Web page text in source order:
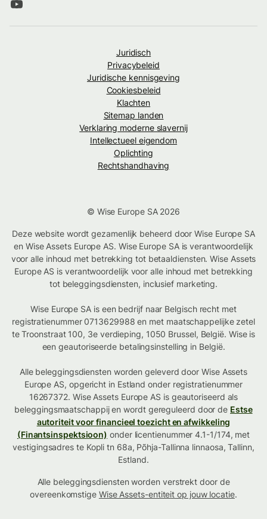
Juridisch
Privacybeleid
Juridische kennisgeving
Cookiesbeleid
Klachten
Sitemap landen
Verklaring moderne slavernij
Intellectueel eigendom
Oplichting
Rechtshandhaving
© Wise Europe SA 2026
Deze website wordt gezamenlijk beheerd door Wise Europe SA
en Wise Assets Europe AS. Wise Europe SA is verantwoordelijk
voor alle inhoud met betrekking tot betaaldiensten. Wise Assets
Europe AS is verantwoordelijk voor alle inhoud met betrekking
tot beleggingsdiensten, inclusief marketing.
Wise Europe SA is een bedrijf naar Belgisch recht met
registratienummer 0713629988 en met maatschappelijke zetel
te Troonstraat 100, 3e verdieping, 1050 Brussel, België. Wise is
een geautoriseerde betalingsinstelling in België.
Alle beleggingsdiensten worden geleverd door Wise Assets
Europe AS, opgericht in Estland onder registratienummer
16267372. Wise Assets Europe AS is geautoriseerd als
beleggingsmaatschappij en wordt gereguleerd door de Estse
autoriteit voor financieel toezicht en afwikkeling
(Finantsinspektsioon) onder licentienummer 4.1-1/174, met
vestigingsadres te Kopli tn 68a, Põhja-Tallinna linnaosa, Tallinn,
Estland.
Alle beleggingsdiensten worden verstrekt door de
overeenkomstige Wise Assets-entiteit op jouw locatie.